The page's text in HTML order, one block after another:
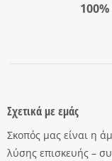
Σχετικά με εμάς
Σκοπός μας είναι η
λύσης επισκευής –